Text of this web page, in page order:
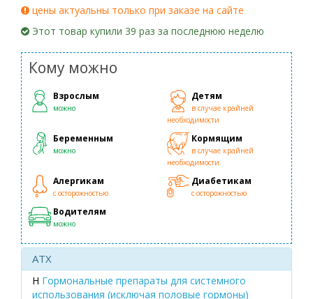
цены актуальны только при заказе на сайте
Этот товар купили 39 раз за последнюю неделю
Кому можно
Взрослым
можно
Детям
в случае крайней
необходимости
Беременным
можно
Кормящим
в случае крайней
необходимости
Алергикам
с осторожностью
Диабетикам
с осторожностью
Водителям
можно
ATX
H Гормональные препараты для системного
использования (исключая половые гормоны)